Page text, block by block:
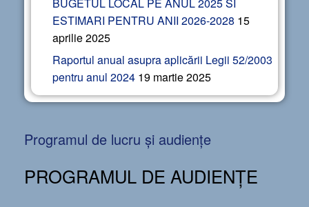
ESTIMARI PENTRU ANII 2026-2028 15
aprilie 2025
Raportul anual asupra aplicării Legii 52/2003
pentru anul 2024 19 martie 2025
Programul de lucru și audiențe
PROGRAMUL DE AUDIENȚE